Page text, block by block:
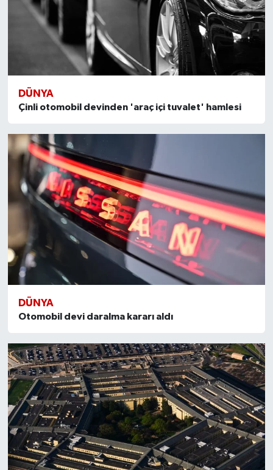
DÜNYA
Çinli otomobil devinden 'araç içi tuvalet' hamlesi
DÜNYA
Otomobil devi daralma kararı aldı